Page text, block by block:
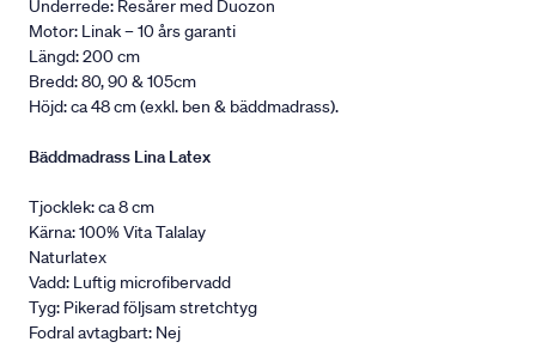
Underrede: Resårer med Duozon
Motor: Linak – 10 års garanti
Längd: 200 cm
Bredd: 80, 90 & 105cm
Höjd: ca 48 cm (exkl. ben & bäddmadrass).
Bäddmadrass Lina Latex
Tjocklek: ca 8 cm
Kärna: 100% Vita Talalay
Naturlatex
Vadd: Luftig microfibervadd
Tyg: Pikerad följsam stretchtyg
Fodral avtagbart: Nej